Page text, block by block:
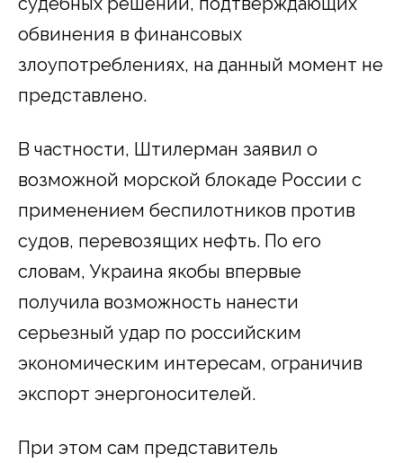
обвинения в финансовых
злоупотреблениях, на данный момент не
представлено.
В частности, Штилерман заявил о
возможной морской блокаде России с
применением беспилотников против
судов, перевозящих нефть. По его
словам, Украина якобы впервые
получила возможность нанести
серьезный удар по российским
экономическим интересам, ограничив
экспорт энергоносителей.
При этом сам представитель